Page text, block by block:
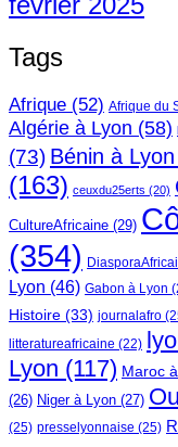
Tags
Afrique (52) Afrique du
Algérie à Lyon (58)
(73) Bénin à Lyon
(163) ceuxdu25erts (20)
CultureAfricaine (29)
(354)
Lyon (46) Gabon à Lyon
Histoire (33) journalafro
litteratureafricaine (22)
Lyon (117) Maroc
(26) Niger à Lyon (27)
(25) presselyonnaise (25)